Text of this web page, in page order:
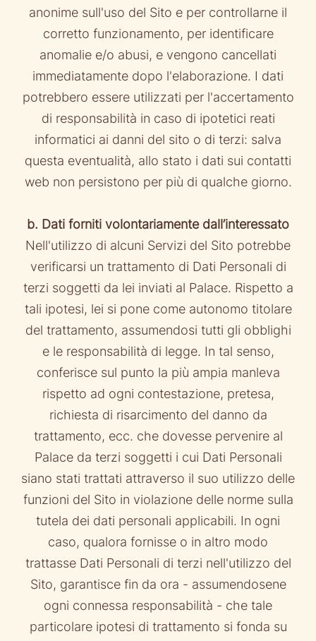
anonime sull'uso del Sito e per controllarne il
corretto funzionamento, per identificare
anomalie e/o abusi, e vengono cancellati
immediatamente dopo l'elaborazione. I dati
potrebbero essere utilizzati per l'accertamento
di responsabilità in caso di ipotetici reati
informatici ai danni del sito o di terzi: salva
questa eventualità, allo stato i dati sui contatti
web non persistono per più di qualche giorno.
b. Dati forniti volontariamente dall’interessato
Nell'utilizzo di alcuni Servizi del Sito potrebbe
verificarsi un trattamento di Dati Personali di
terzi soggetti da lei inviati al Palace. Rispetto a
tali ipotesi, lei si pone come autonomo titolare
del trattamento, assumendosi tutti gli obblighi
e le responsabilità di legge. In tal senso,
conferisce sul punto la più ampia manleva
rispetto ad ogni contestazione, pretesa,
richiesta di risarcimento del danno da
trattamento, ecc. che dovesse pervenire al
Palace da terzi soggetti i cui Dati Personali
siano stati trattati attraverso il suo utilizzo delle
funzioni del Sito in violazione delle norme sulla
tutela dei dati personali applicabili. In ogni
caso, qualora fornisse o in altro modo
trattasse Dati Personali di terzi nell'utilizzo del
Sito, garantisce fin da ora - assumendosene
ogni connessa responsabilità - che tale
particolare ipotesi di trattamento si fonda su